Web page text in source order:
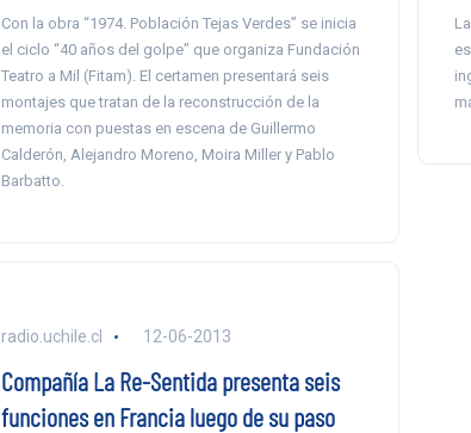
Con la obra “1974. Población Tejas Verdes” se inicia
el ciclo “40 años del golpe” que organiza Fundación
Teatro a Mil (Fitam). El certamen presentará seis
montajes que tratan de la reconstrucción de la
memoria con puestas en escena de Guillermo
Calderón, Alejandro Moreno, Moira Miller y Pablo
Barbatto.
radio.uchile.cl 12-06-2013
Compañía La Re-Sentida presenta seis
funciones en Francia luego de su paso